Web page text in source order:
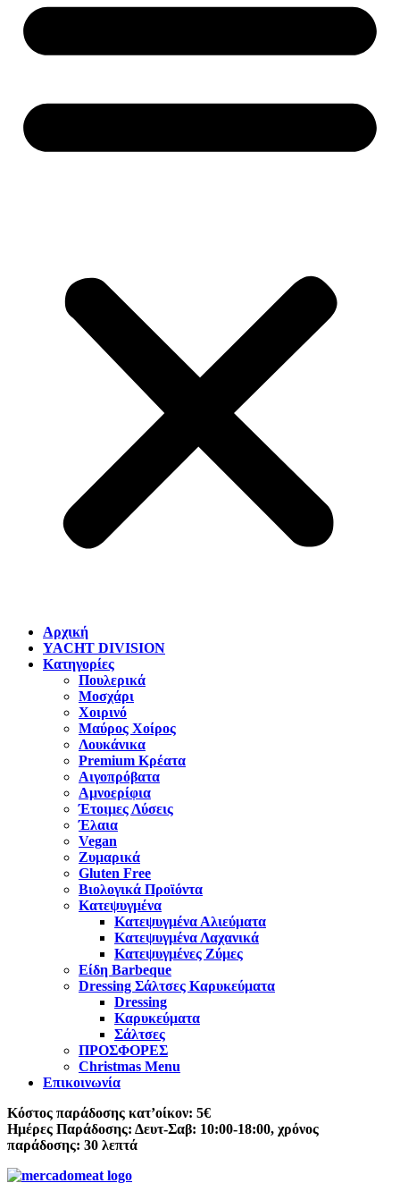
Αρχική
YACHT DIVISION
Κατηγορίες
Πουλερικά
Μοσχάρι
Χοιρινό
Μαύρος Χοίρος
Λουκάνικα
Premium Κρέατα
Αιγοπρόβατα
Αμνοερίφια
Έτοιμες Λύσεις
Έλαια
Vegan
Ζυμαρικά
Gluten Free
Βιολογικά Προϊόντα
Κατεψυγμένα
Κατεψυγμένα Αλιεύματα
Κατεψυγμένα Λαχανικά
Κατεψυγμένες Ζύμες
Είδη Barbeque
Dressing Σάλτσες Καρυκεύματα
Dressing
Καρυκεύματα
Σάλτσες
ΠΡΟΣΦΟΡΕΣ
Christmas Menu
Επικοινωνία
Κόστος παράδοσης κατ’οίκον: 5€
Ημέρες Παράδοσης: Δευτ-Σαβ: 10:00-18:00, χρόνος
παράδοσης: 30 λεπτά